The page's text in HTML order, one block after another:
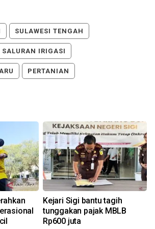
SULAWESI TENGAH
SALURAN IRIGASI
PERTANIAN
Kejari Sigi bantu tagih
tunggakan pajak MBLB
Rp600 juta